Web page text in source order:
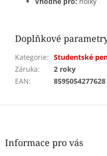
Doplňkové
Kategorie: Studentské
Záruka:
2 roky
EAN: 8595054277628
Z
Informace pro vás